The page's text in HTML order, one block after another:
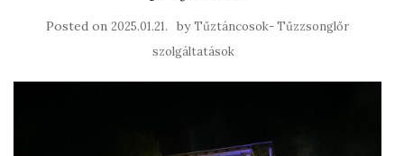
Posted on 2025.01.21. byTűztáncosok- Tűzzsonglőr
szolgáltatások